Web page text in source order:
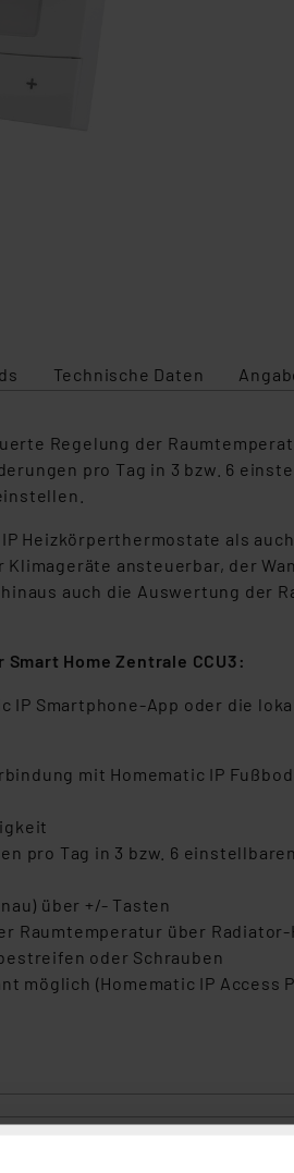
Technische Daten
Regelung der
pro Tag in 3 bzw. 6
Heizkörperthermostate als
ansteuerbar, der
auch die Auswertung der
Home Zentrale CCU3:
Smartphone-App oder die
mit Homematic IP
pro Tag in 3 bzw. 6
über +/- Tasten
Raumtemperatur über
oder Schrauben
möglich (Homematic IP Access